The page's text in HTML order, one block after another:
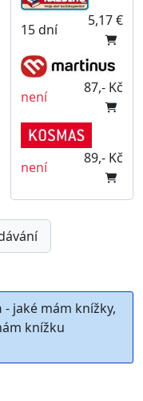
15 dní
5,17 €
není
87,- Kč
není
89,- Kč
- jaké mám knížky,
knížku